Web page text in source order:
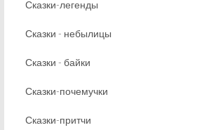
Сказки-легенды
Сказки - небылицы
Сказки - байки
Сказки-почемучки
Сказки-притчи